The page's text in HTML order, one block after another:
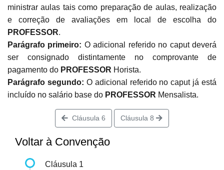
ministrar aulas tais como preparação de aulas, realização
e correção de avaliações em local de escolha do
PROFESSOR.
Parágrafo primeiro: O adicional referido no caput deverá
ser consignado distintamente no comprovante de
pagamento do PROFESSOR Horista.
Parágrafo segundo: O adicional referido no caput já está
incluído no salário base do PROFESSOR Mensalista.
Cláusula 6 Cláusula 8
Voltar à Convenção
Cláusula 1